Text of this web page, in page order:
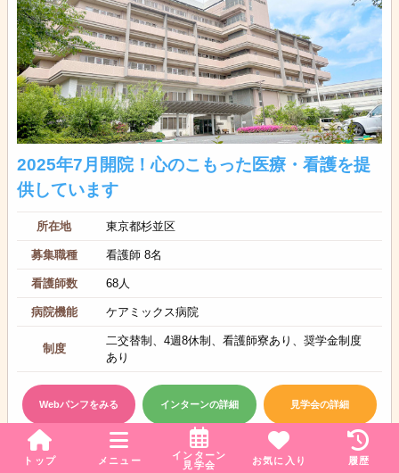
トップ メニュー
インターン
見学会
お気に入り 履歴
2025年7月開院！心のこもった医療・看護を提
供しています
所在地 東京都杉並区
募集職種 看護師 8名
看護師数 68人
病院機能 ケアミックス病院
制度
二交替制、4週8休制、看護師寮あり、奨学金制度
あり
Webパンフをみる インターンの詳細 見学会の詳細